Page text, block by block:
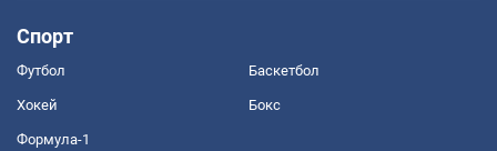
Спорт
Футбол Баскетбол
Хокей Бокс
Формула-1